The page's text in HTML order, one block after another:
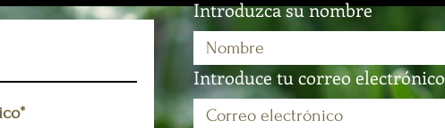
Introduzca su nombre
Introduce tu correo electrónico